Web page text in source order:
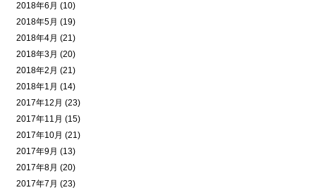
2018年6月 (10)
2018年5月 (19)
2018年4月 (21)
2018年3月 (20)
2018年2月 (21)
2018年1月 (14)
2017年12月 (23)
2017年11月 (15)
2017年10月 (21)
2017年9月 (13)
2017年8月 (20)
2017年7月 (23)